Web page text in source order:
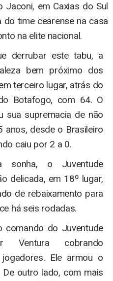
em Caxias do Sul
do time cearense na casa
na elite nacional.
derrubar este tabu, a
bem próximo dos
terceiro lugar, atrás do
Botafogo, com 64. O
sua supremacia de não
anos, desde o Brasileiro
caiu por 2 a 0.
sonha, o Juventude
delicada, em 18º lugar,
de rebaixamento para
há seis rodadas.
comando do Juventude
cobrando
Ele armou o
outro lado, com mais